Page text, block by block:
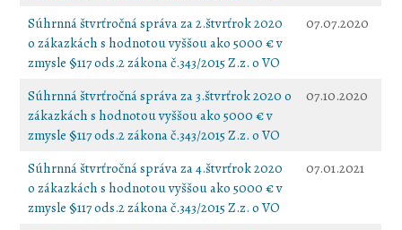
Súhrnná štvrťročná správa za 2.štvrťrok 2020
o zákazkách s hodnotou vyššou ako 5000 € v
zmysle §117 ods.2 zákona č.343/2015 Z.z. o VO
07.07.2020
Súhrnná štvrťročná správa za 3.štvrťrok 2020 o
zákazkách s hodnotou vyššou ako 5000 € v
zmysle §117 ods.2 zákona č.343/2015 Z.z. o VO
07.10.2020
Súhrnná štvrťročná správa za 4.štvrťrok 2020
o zákazkách s hodnotou vyššou ako 5000 € v
zmysle §117 ods.2 zákona č.343/2015 Z.z. o VO
07.01.2021